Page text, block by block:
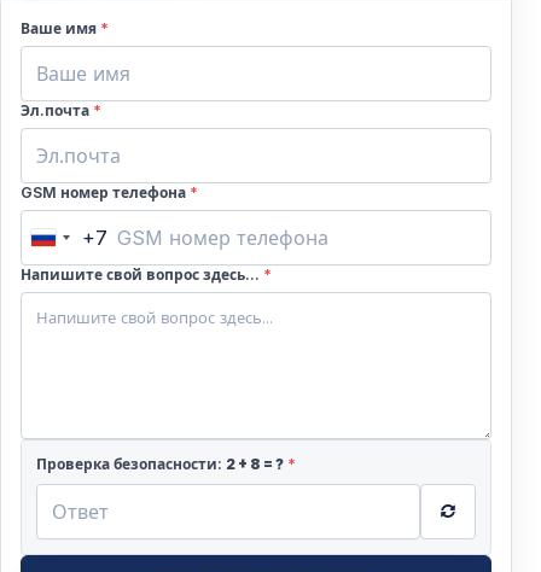
рекомендуется для верховой езды на пляже
Лара в Анталии. С уважением, Виго Турс.
Ваше имя *
Эл.почта *
GSM номер телефона *
Russia
+7
+7
Напишите свой вопрос здесь... *
Проверка безопасности: 2 + 8 = ? *